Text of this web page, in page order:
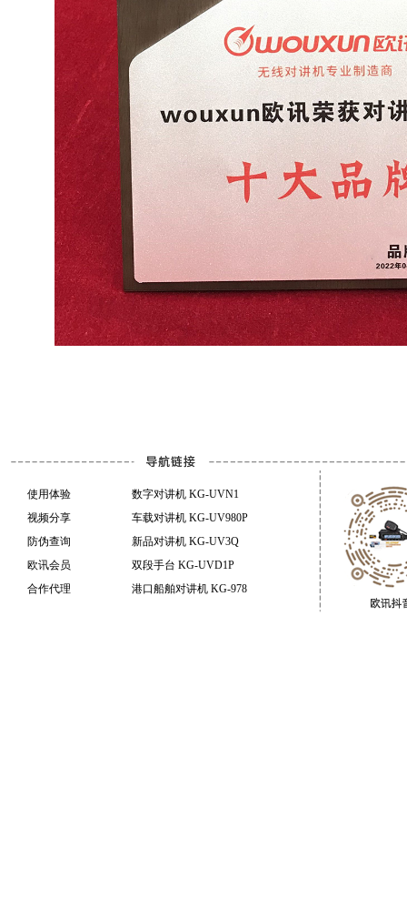
使用体验
视频分享
防伪查询
欧讯会员
合作代理
数字对讲机 KG-UVN1
车载对讲机 KG-UV980P
新品对讲机 KG-UV3Q
双段手台 KG-UVD1P
港口船舶对讲机 KG-978